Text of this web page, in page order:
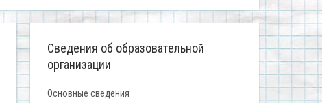
Сведения об образовательной
организации
Основные сведения